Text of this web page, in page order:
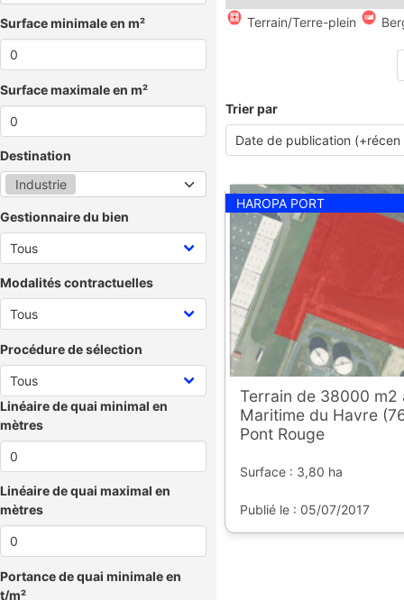
Surface minimale en m²
Surface maximale en m²
Destination
Industrie
Gestionnaire du bien
Modalités contractuelles
Procédure de sélection
Linéaire de quai minimal en
mètres
Linéaire de quai maximal en
mètres
Portance de quai minimale en
t/m²
Terrain/Terre-plein
Trier par
HAROPA PORT
Terrain de 38000 m2
Maritime du Havre
Pont Rouge
Surface : 3,80 ha
Publié le : 05/07/2017